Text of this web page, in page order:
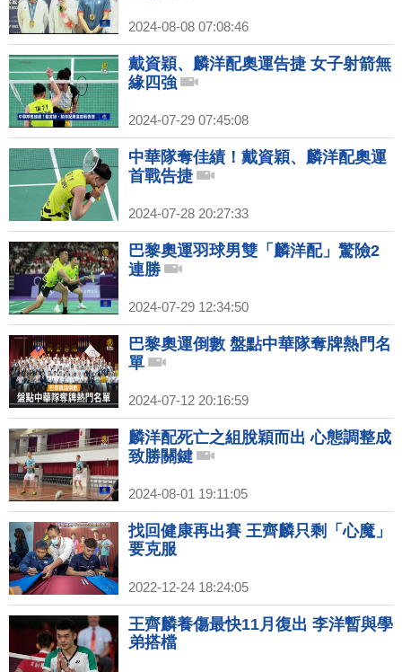
2024-08-08 07:08:46
戴資穎、麟洋配奧運告捷 女子射箭無
緣四強
2024-07-29 07:45:08
中華隊奪佳績！戴資穎、麟洋配奧運
首戰告捷
2024-07-28 20:27:33
巴黎奧運羽球男雙「麟洋配」驚險2
連勝
2024-07-29 12:34:50
巴黎奧運倒數 盤點中華隊奪牌熱門名
單
2024-07-12 20:16:59
麟洋配死亡之組脫穎而出 心態調整成
致勝關鍵
2024-08-01 19:11:05
找回健康再出賽 王齊麟只剩「心魔」
要克服
2022-12-24 18:24:05
王齊麟養傷最快11月復出 李洋暫與學
弟搭檔